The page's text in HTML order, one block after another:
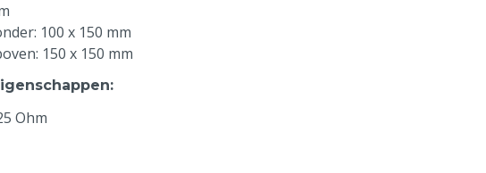
100 x 150 mm
150 x 150 mm
:
Ohm